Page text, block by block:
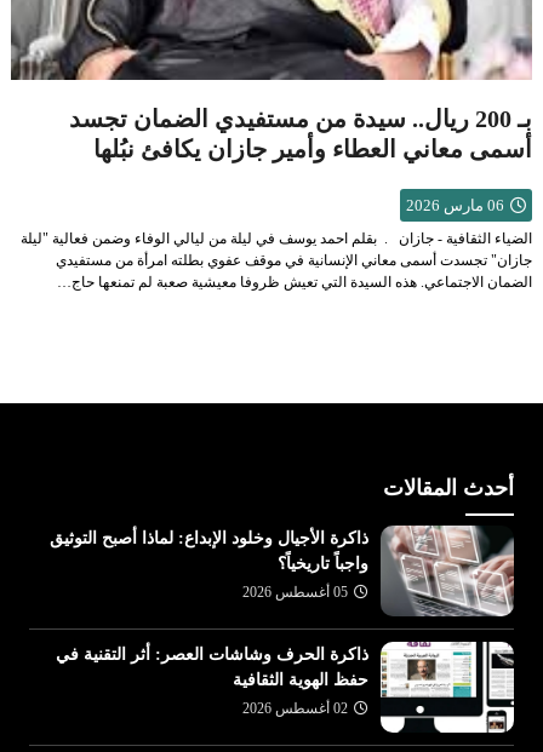
بـ 200 ريال.. سيدة من مستفيدي الضمان تجسد
أسمى معاني العطاء وأمير جازان يكافئ نبُلها
06 مارس 2026
الضياء الثقافية - جازان . بقلم احمد يوسف في ليلة من ليالي الوفاء وضمن فعالية "ليلة
جازان" تجسدت أسمى معاني الإنسانية في موقف عفوي بطلته امرأة من مستفيدي
الضمان الاجتماعي. هذه السيدة التي تعيش ظروفا معيشية صعبة لم تمنعها حاج…
أحدث المقالات
ذاكرة الأجيال وخلود الإبداع: لماذا أصبح التوثيق
واجباً تاريخياً؟
05 أغسطس 2026
ذاكرة الحرف وشاشات العصر: أثر التقنية في
حفظ الهوية الثقافية
02 أغسطس 2026